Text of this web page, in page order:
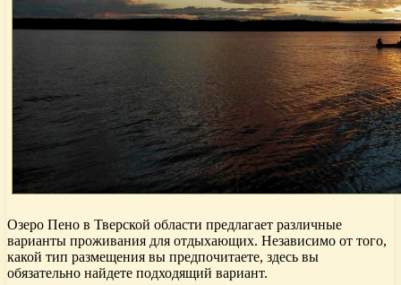
Озеро Пено в Тверской области предлагает различные
варианты проживания для отдыхающих. Независимо от того,
какой тип размещения вы предпочитаете, здесь вы
обязательно найдете подходящий вариант.